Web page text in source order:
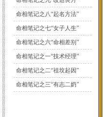
命相笔记之八“起名方法”
命相笔记之七“女子人生”
命相笔记之六“命相差别”
命相笔记之一“技术经理”
命相笔记之二“祖坟起因”
命相笔记之三“有志二奶”